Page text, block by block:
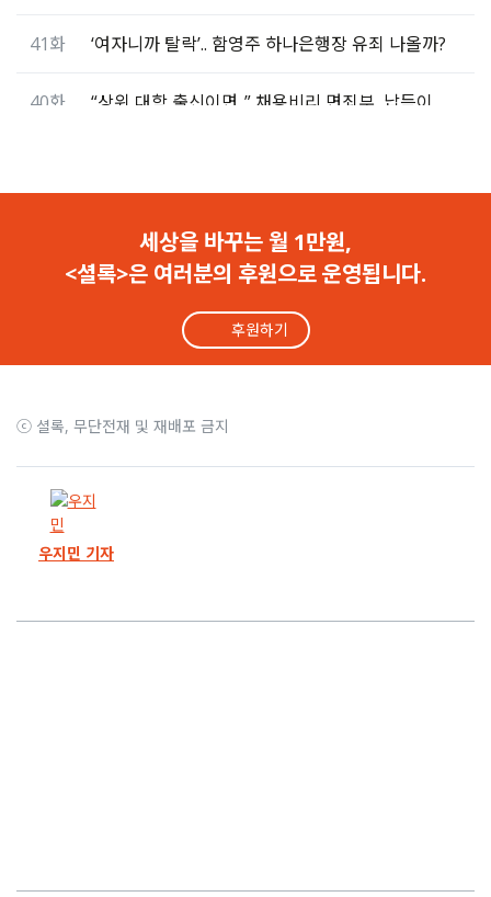
41화 ‘여자니까 탈락’.. 함영주 하나은행장 유죄 나올까?
40화
33화
32화
31화 아버지가 면접관으로.. 격이 다른 광주은행 채용비리
세상을 바꾸는 월 1만원,
<셜록>은 여러분의 후원으로 운영됩니다.
후원하기
ⓒ 셜록, 무단전재 및 재배포 금지
우지민 기자